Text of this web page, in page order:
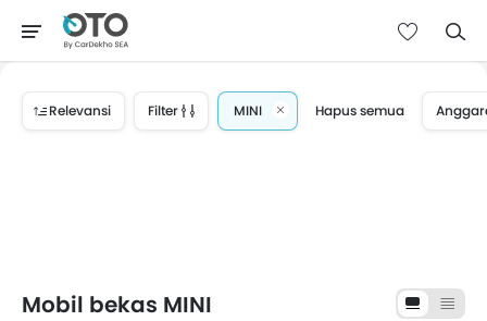
Relevansi Filter MINI Hapus semua
Mobil bekas MINI